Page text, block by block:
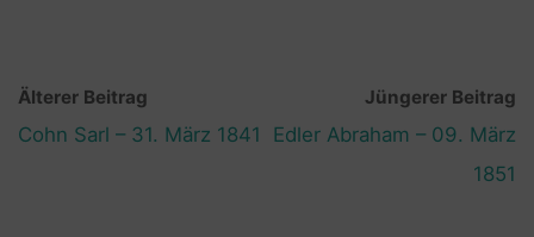
Älterer Beitrag
Cohn Sarl – 31. März 1841
Jüngerer Beitrag
Edler Abraham – 09. März
1851